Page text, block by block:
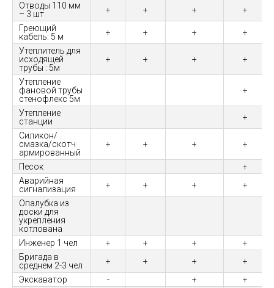
Отводы 110 мм
– 3 шт
+ + +
+
Греющий
кабель: 5 м
+ + +
+
Утеплитель для
исходящей
трубы : 5м
+ + + +
Утепление
фановой трубы
стенофлекс 5м
+
Утепление
станции
+
Силикон/
смазка/скотч
армированный
+ + + +
Песок
+
Аварийная
сигнализация
+ + +
+
Опалубка из
доски для
укрепления
котлована
Инженер 1 чел
+ + +
+
Бригада в
среднем 2-3 чел
+ + +
+
Экскаватор
- +
+